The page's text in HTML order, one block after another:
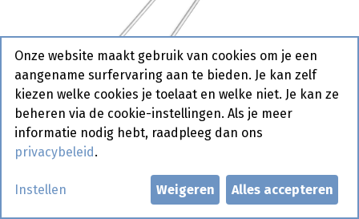
171400 Serveertang RVS 240
Onze website maakt gebruik van cookies om je een
aangename surfervaring aan te bieden. Je kan zelf
kiezen welke cookies je toelaat en welke niet. Je kan ze
beheren via de cookie-instellingen. Als je meer
informatie nodig hebt, raadpleeg dan ons
privacybeleid .
Instellen Weigeren Alles accepteren